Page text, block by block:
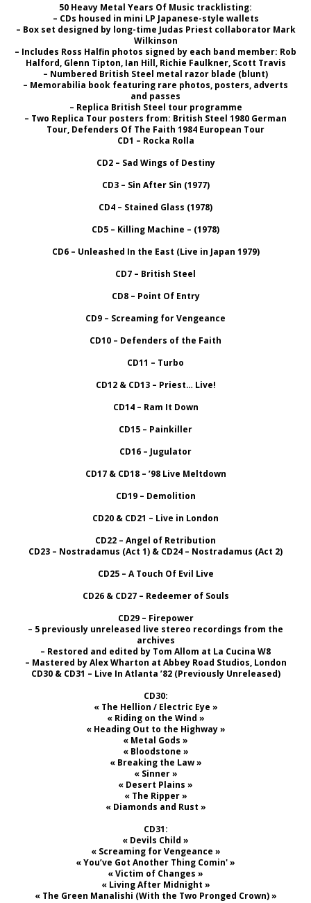
50 Heavy Metal Years Of Music tracklisting:
– CDs housed in mini LP Japanese-style wallets
– Box set designed by long-time Judas Priest collaborator Mark
Wilkinson
– Includes Ross Halfin photos signed by each band member: Rob
Halford, Glenn Tipton, Ian Hill, Richie Faulkner, Scott Travis
– Numbered British Steel metal razor blade (blunt)
– Memorabilia book featuring rare photos, posters, adverts
and passes
– Replica British Steel tour programme
– Two Replica Tour posters from: British Steel 1980 German
Tour, Defenders Of The Faith 1984 European Tour
CD1 – Rocka Rolla
CD2 – Sad Wings of Destiny
CD3 – Sin After Sin (1977)
CD4 – Stained Glass (1978)
CD5 – Killing Machine – (1978)
CD6 – Unleashed In the East (Live in Japan 1979)
CD7 – British Steel
CD8 – Point Of Entry
CD9 – Screaming for Vengeance
CD10 – Defenders of the Faith
CD11 – Turbo
CD12 & CD13 – Priest… Live!
CD14 – Ram It Down
CD15 – Painkiller
CD16 – Jugulator
CD17 & CD18 – ’98 Live Meltdown
CD19 – Demolition
CD20 & CD21 – Live in London
CD22 – Angel of Retribution
CD23 – Nostradamus (Act 1) & CD24 – Nostradamus (Act 2)
CD25 – A Touch Of Evil Live
CD26 & CD27 – Redeemer of Souls
CD29 – Firepower
– 5 previously unreleased live stereo recordings from the
archives
– Restored and edited by Tom Allom at La Cucina W8
– Mastered by Alex Wharton at Abbey Road Studios, London
CD30 & CD31 – Live In Atlanta ’82 (Previously Unreleased)
CD30:
« The Hellion / Electric Eye »
« Riding on the Wind »
« Heading Out to the Highway »
« Metal Gods »
« Bloodstone »
« Breaking the Law »
« Sinner »
« Desert Plains »
« The Ripper »
« Diamonds and Rust »
CD31:
« Devils Child »
« Screaming for Vengeance »
« You’ve Got Another Thing Comin' »
« Victim of Changes »
« Living After Midnight »
« The Green Manalishi (With the Two Pronged Crown) »